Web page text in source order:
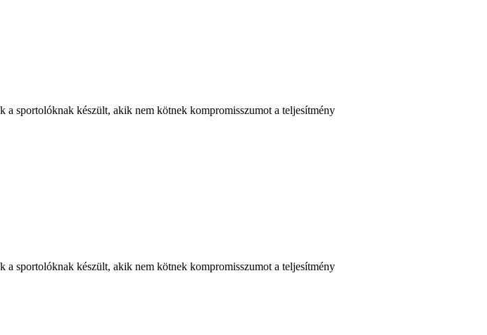
sportolóknak készült, akik nem kötnek kompromisszumot a teljesítmény
sportolóknak készült, akik nem kötnek kompromisszumot a teljesítmény